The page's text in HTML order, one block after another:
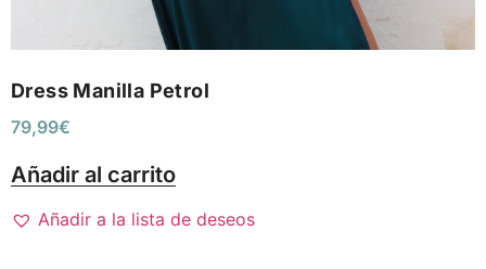
Dress Manilla Petrol
79,99€
Añadir al carrito
Añadir a la lista de deseos